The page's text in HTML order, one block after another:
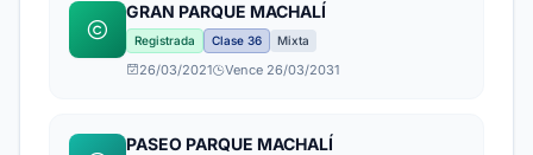
GRAN PARQUE MACHALÍ
Registrada Clase 36 Mixta
26/03/2021 Vence 26/03/2031
PASEO PARQUE MACHALÍ